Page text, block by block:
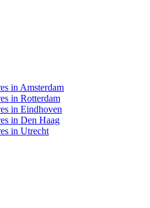
in Amsterdam
in Rotterdam
in Eindhoven
in Den Haag
in Utrecht